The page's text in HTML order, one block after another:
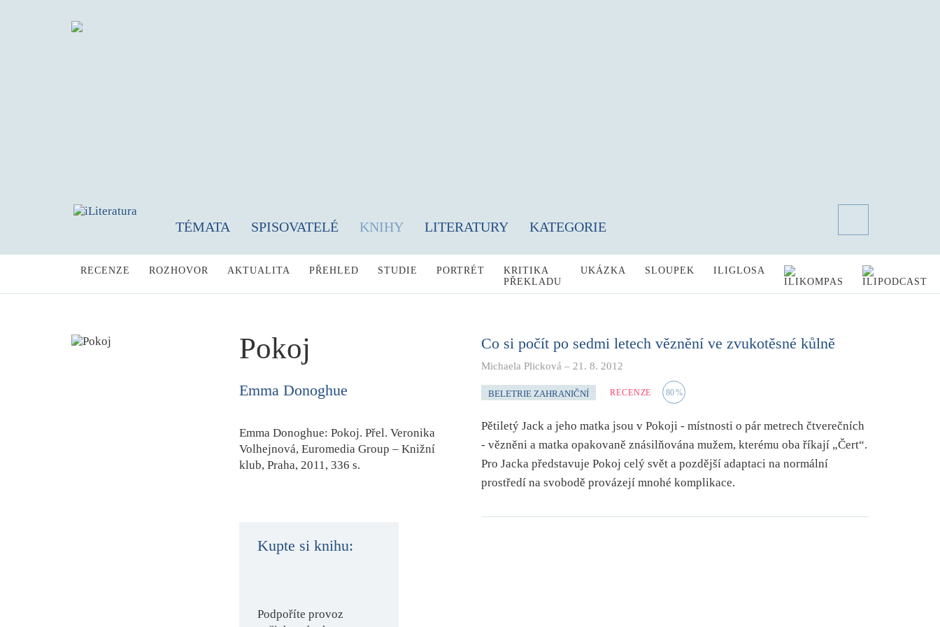
TÉMATA SPISOVATELÉ KNIHY LITERATURY KATEGORIE
RECENZE ROZHOVOR AKTUALITA PŘEHLED STUDIE PORTRÉT
KRITIKA
PŘEKLADU
UKÁZKA SLOUPEK ILIGLOSA
Pokoj
Emma Donoghue
Emma Donoghue: Pokoj. Přel. Veronika
Volhejnová, Euromedia Group – Knižní
klub, Praha, 2011, 336 s.
Kupte si knihu:
Podpoříte provoz
Co si počít po sedmi letech věznění ve zvukotěsné kůlně
Michaela Plicková – 21. 8. 2012
BELETRIE ZAHRANIČNÍ RECENZE 80%
Pětiletý Jack a jeho matka jsou v Pokoji - místnosti o pár metrech čtverečních
- vězněni a matka opakovaně znásilňována mužem, kterému oba říkají „Čert“.
Pro Jacka představuje Pokoj celý svět a pozdější adaptaci na normální
prostředí na svobodě provázejí mnohé komplikace.